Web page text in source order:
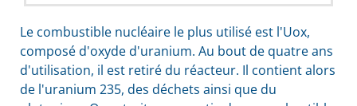
Le combustible nucléaire le plus utilisé est l'Uox,
composé d'oxyde d'uranium. Au bout de quatre ans
d'utilisation, il est retiré du réacteur. Il contient alors
de l'uranium 235, des déchets ainsi que du